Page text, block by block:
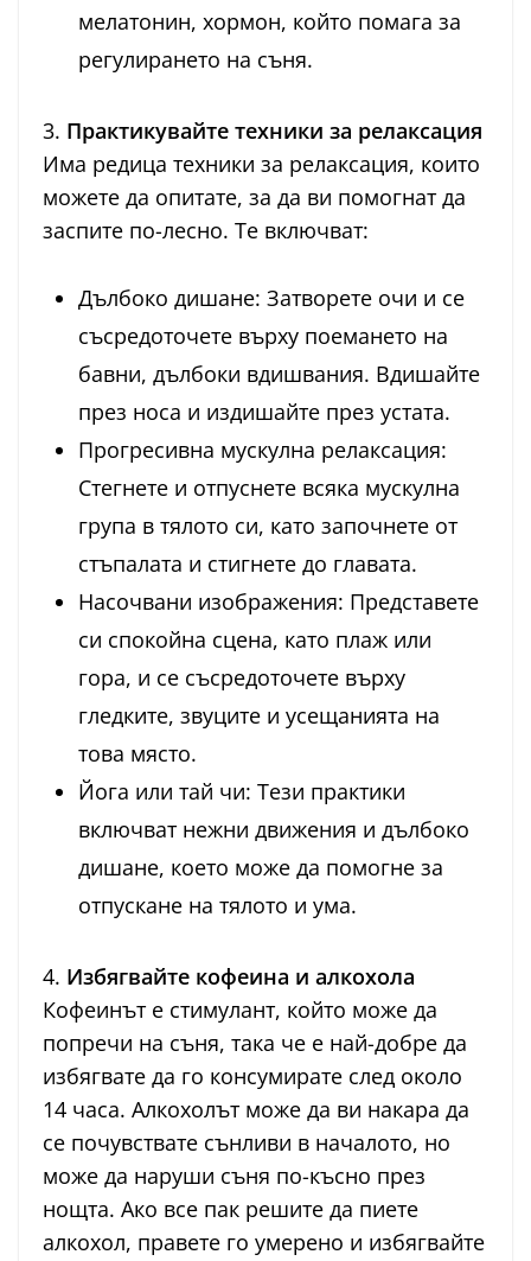
мелатонин, хормон, който помага за
регулирането на съня.
3. Практикувайте техники за релаксация
Има редица техники за релаксация, които
можете да опитате, за да ви помогнат да
заспите по-лесно. Те включват:
Дълбоко дишане: Затворете очи и се
съсредоточете върху поемането на
бавни, дълбоки вдишвания. Вдишайте
през носа и издишайте през устата.
Прогресивна мускулна релаксация:
Стегнете и отпуснете всяка мускулна
група в тялото си, като започнете от
стъпалата и стигнете до главата.
Насочвани изображения: Представете
си спокойна сцена, като плаж или
гора, и се съсредоточете върху
гледките, звуците и усещанията на
това място.
Йога или тай чи: Тези практики
включват нежни движения и дълбоко
дишане, което може да помогне за
отпускане на тялото и ума.
4. Избягвайте кофеина и алкохола
Кофеинът е стимулант, който може да
попречи на съня, така че е най-добре да
избягвате да го консумирате след около
14 часа. Алкохолът може да ви накара да
се почувствате сънливи в началото, но
може да наруши съня по-късно през
нощта. Ако все пак решите да пиете
алкохол, правете го умерено и избягвайте